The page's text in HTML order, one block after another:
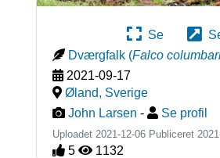
Se
Dværgfalk (Falco
2021-09-17
Øland, Sverige
John Larsen - Se profil
Uploadet 2021-12-06 Publiceret
5 1132